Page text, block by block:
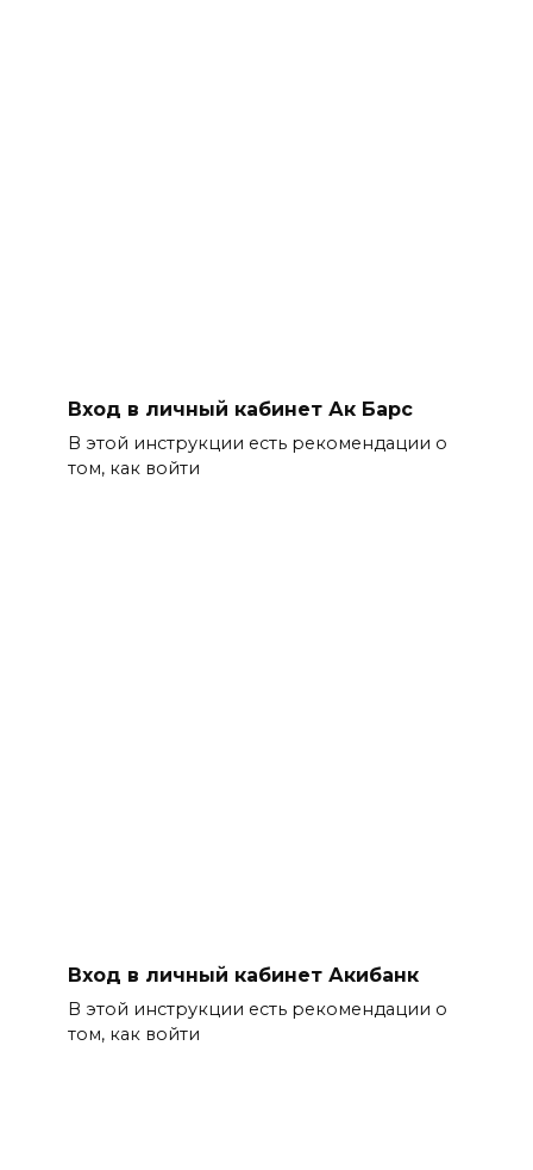
Вход в личный кабинет Ак Барс
В этой инструкции есть рекомендации о
том, как войти
Вход в личный кабинет Акибанк
В этой инструкции есть рекомендации о
том, как войти